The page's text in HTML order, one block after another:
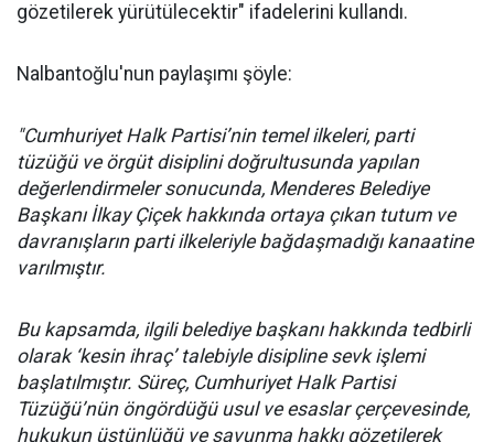
gözetilerek yürütülecektir" ifadelerini kullandı.
Nalbantoğlu'nun paylaşımı şöyle:
"Cumhuriyet Halk Partisi’nin temel ilkeleri, parti
tüzüğü ve örgüt disiplini doğrultusunda yapılan
değerlendirmeler sonucunda, Menderes Belediye
Başkanı İlkay Çiçek hakkında ortaya çıkan tutum ve
davranışların parti ilkeleriyle bağdaşmadığı kanaatine
varılmıştır.
Bu kapsamda, ilgili belediye başkanı hakkında tedbirli
olarak ‘kesin ihraç’ talebiyle disipline sevk işlemi
başlatılmıştır. Süreç, Cumhuriyet Halk Partisi
Tüzüğü’nün öngördüğü usul ve esaslar çerçevesinde,
hukukun üstünlüğü ve savunma hakkı gözetilerek